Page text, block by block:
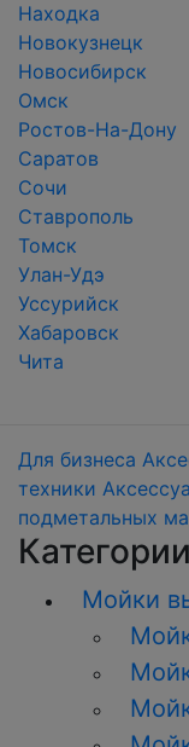
Находка
Новокузнецк
Новосибирск
Омск
Ростов-На-Дону
Саратов
Сочи
Ставрополь
Томск
Улан-Удэ
Уссурийск
Хабаровск
Чита
Для бизнеса
техники
подметальных
Категории
Мойки